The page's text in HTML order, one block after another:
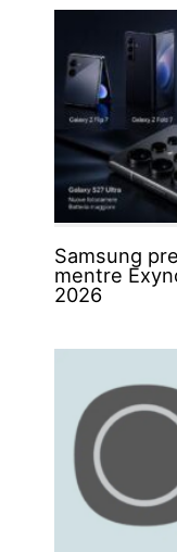
Samsung
mentre
2026